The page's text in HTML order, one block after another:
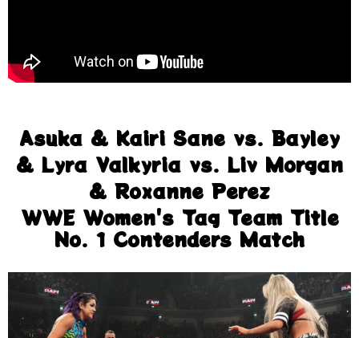
Asuka & Kairi Sane vs. Bayley
& Lyra Valkyria vs. Liv Morgan
& Roxanne Perez
WWE Women's Tag Team Title
No. 1 Contenders Match